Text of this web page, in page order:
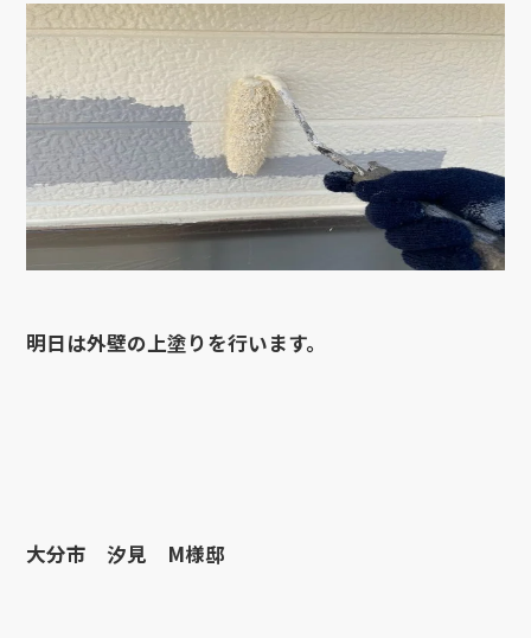
明日は外壁の上塗りを行います。
大分市 汐見 M様邸